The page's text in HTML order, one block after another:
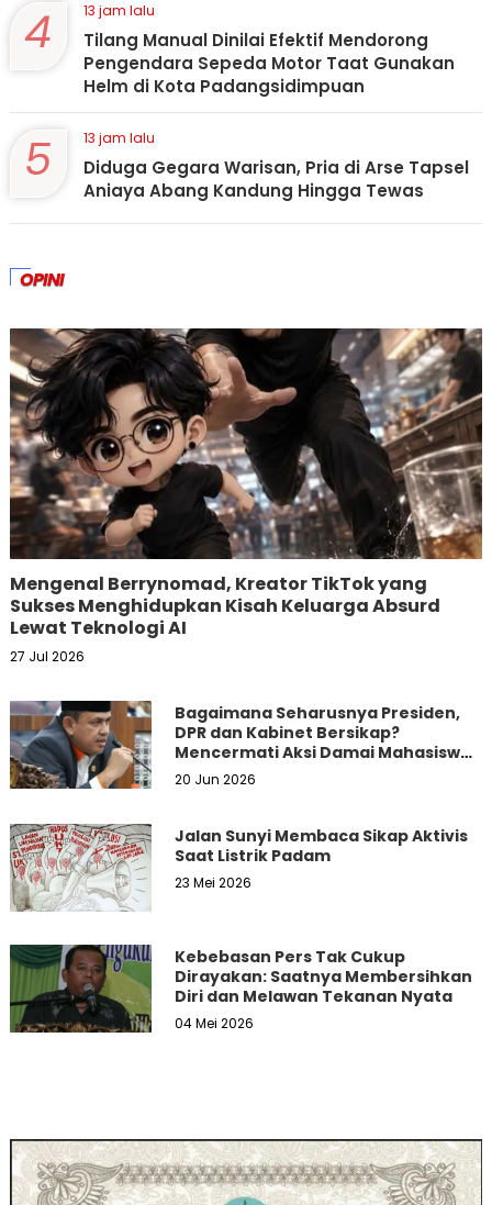
4 13 jam lalu
Tilang Manual Dinilai Efektif Mendorong
Pengendara Sepeda Motor Taat Gunakan
Helm di Kota Padangsidimpuan
5 13 jam lalu
Diduga Gegara Warisan, Pria di Arse Tapsel
Aniaya Abang Kandung Hingga Tewas
OPINI
Mengenal Berrynomad, Kreator TikTok yang
Sukses Menghidupkan Kisah Keluarga Absurd
Lewat Teknologi AI
27 Jul 2026
Bagaimana Seharusnya Presiden,
DPR dan Kabinet Bersikap?
Mencermati Aksi Damai Mahasiswa
dan Masyarakat
20 Jun 2026
Jalan Sunyi Membaca Sikap Aktivis
Saat Listrik Padam
23 Mei 2026
Kebebasan Pers Tak Cukup
Dirayakan: Saatnya Membersihkan
Diri dan Melawan Tekanan Nyata
04 Mei 2026